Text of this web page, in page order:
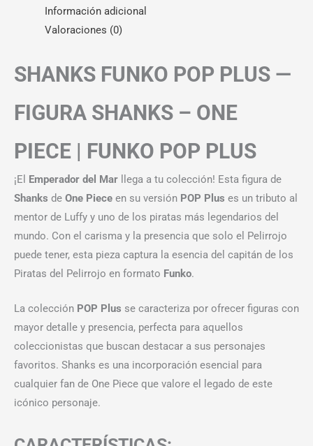
Información adicional
Valoraciones (0)
SHANKS FUNKO POP PLUS —
FIGURA SHANKS – ONE
PIECE | FUNKO POP PLUS
¡El Emperador del Mar llega a tu colección! Esta figura de
Shanks de One Piece en su versión POP Plus es un tributo al
mentor de Luffy y uno de los piratas más legendarios del
mundo. Con el carisma y la presencia que solo el Pelirrojo
puede tener, esta pieza captura la esencia del capitán de los
Piratas del Pelirrojo en formato Funko.
La colección POP Plus se caracteriza por ofrecer figuras con
mayor detalle y presencia, perfecta para aquellos
coleccionistas que buscan destacar a sus personajes
favoritos. Shanks es una incorporación esencial para
cualquier fan de One Piece que valore el legado de este
icónico personaje.